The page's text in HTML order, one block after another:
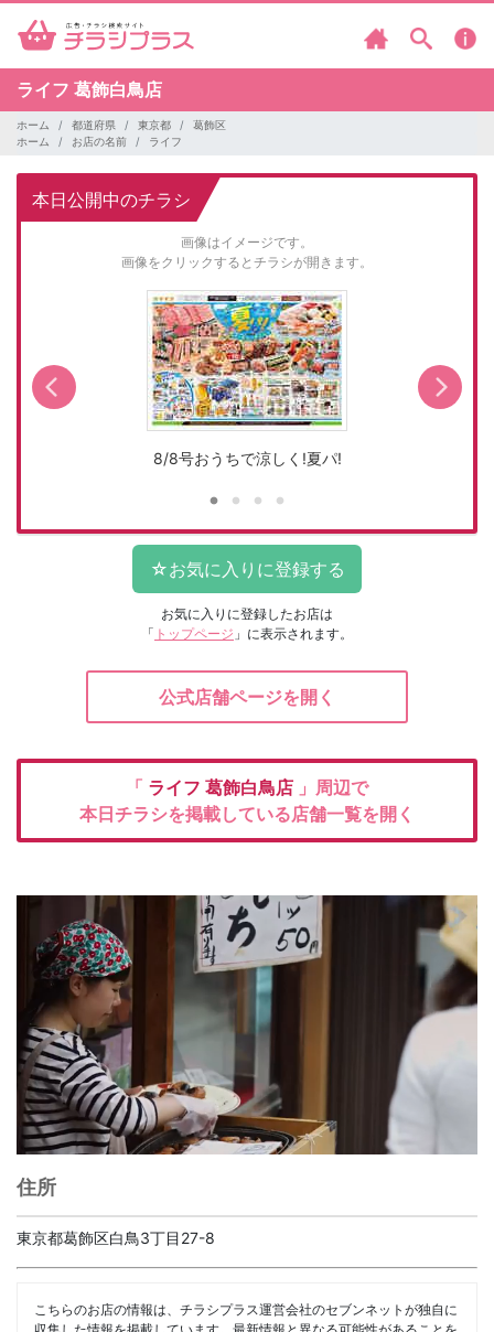
ライフ 葛飾白鳥店
ホーム 都道府県 東京都
葛飾区
ホーム
お店の名前 ライフ
本日公開中のチラシ
画像はイメージです。
画像をクリックするとチラシが開きます。
8/8号おうちで涼しく!夏パ!
お気に入りに登録したお店は
「 トップページ 」に表示されます。
公式店舗ページを開く
「 ライフ 葛飾白鳥店 」周辺で
本日チラシを掲載している店舗一覧を開く
住所
東京都葛飾区白鳥3丁目27-8
こちらのお店の情報は、チラシプラス運営会社のセブンネットが独自に